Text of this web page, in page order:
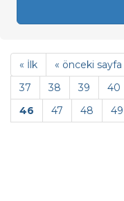
« İlk « önceki sayfa
37
38 39 40
46
47 48 49